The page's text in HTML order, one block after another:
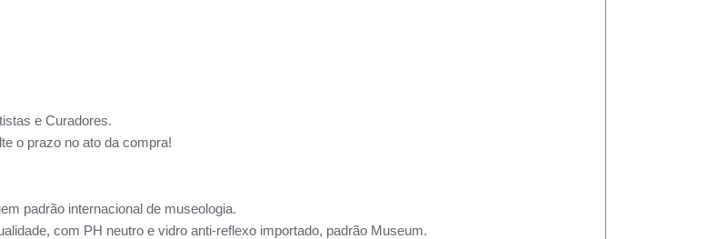
e Curadores.
o prazo no ato da compra!
padrão internacional de museologia.
com PH neutro e vidro anti-reflexo importado, padrão Museum.